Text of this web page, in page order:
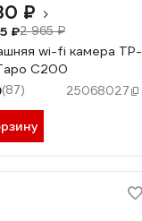
₽
₽2 965 ₽
wi-fi камера TP-
C200
(87) 25068027